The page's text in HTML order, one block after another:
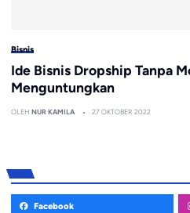
Bisnis
Ide Bisnis Dropship Tanpa
Menguntungkan
OLEH NUR KAMILA 27 OKTOBER 2022
Facebook